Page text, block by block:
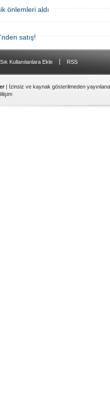
önlemleri aldı
satış!
Sık Kullanılanlara Ekle RSS
| İzinsiz ve kaynak gösterilmeden